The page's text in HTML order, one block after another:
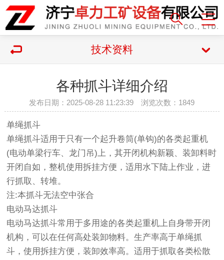
技术资料
各种抓斗详细介绍
发布日期：2025-08-28 11:23:39 浏览次数： 1849
单绳抓斗
单绳抓斗适用于只有一个起升卷筒(单钩)的各类起重机
(电动单梁行车、龙门吊)上，其开闭机构新颖、装卸料时
开闭自如，整机使用拆挂方便，适用水下陆上作业，进
行抓取、转堆。
注:本抓斗无法空中张合
电动马达抓斗
电动马达抓斗常用于多用途的各类起重机上自身带开闭
机构，可以在任何高处装卸物料。生产率高于单绳抓
斗，使用拆挂方便，装卸效率高。适用于抓取各类松散